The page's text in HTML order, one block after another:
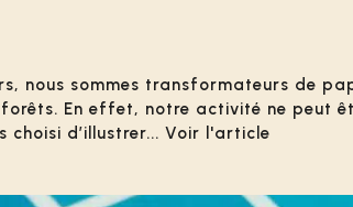
nous sommes transformateurs de
En effet, notre activité ne peut
choisi d’illustrer... Voir l'article